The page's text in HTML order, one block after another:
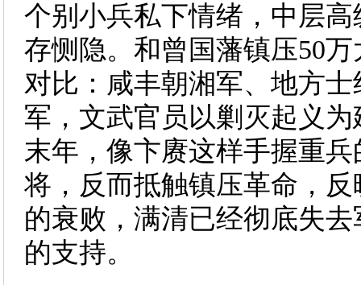
个别小兵私下情绪，中层
存恻隐。和曾国藩镇压50
对比：咸丰朝湘军、地方
军，文武官员以剿灭起义
末年，像卞赓这样手握重
将，反而抵触镇压革命，
的衰败，满清已经彻底失
的支持。